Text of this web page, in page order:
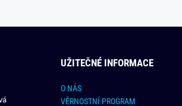
UŽITEČNÉ INFORMACE
O NÁS
VĚRNOSTNÍ PROGRAM